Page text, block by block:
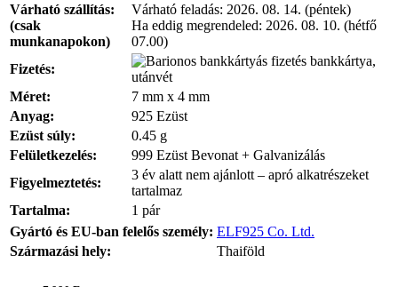
Várható szállítás:
(csak
munkanapokon)
Várható feladás: 2026. 08. 14. (péntek)
Ha eddig megrendeled: 2026. 08. 10. (hétfő
07.00)
Fizetés:
bankkártya,
utánvét
Méret:
7 mm x 4 mm
Anyag:
925 Ezüst
Ezüst súly:
0.45 g
Felületkezelés:
999 Ezüst Bevonat + Galvanizálás
Figyelmeztetés:
3 év alatt nem ajánlott – apró alkatrészeket
tartalmaz
Tartalma:
1 pár
Gyártó és EU-ban felelős személy: ELF925 Co. Ltd.
Származási hely:
Thaiföld